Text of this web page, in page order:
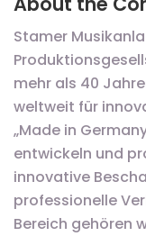
Stamer
mehr als 40
weltweit für
„Made in
entwickeln und
innovative
professionelle
Bereich gehören